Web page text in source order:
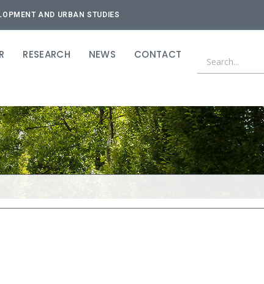
AND URBAN STUDIES
RESEARCH NEWS CONTACT